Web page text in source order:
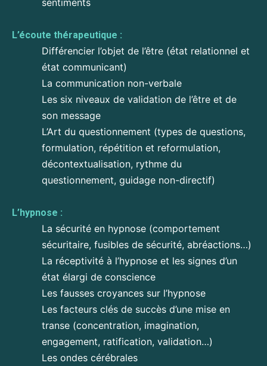
L’écoute thérapeutique :
Différencier l’objet de l’être (état relationnel et
état communicant)
La communication non-verbale
Les six niveaux de validation de l’être et de
son message
L’Art du questionnement (types de questions,
formulation, répétition et reformulation,
décontextualisation, rythme du
questionnement, guidage non-directif)
L’hypnose :
La sécurité en hypnose (comportement
sécuritaire, fusibles de sécurité, abréactions…)
La réceptivité à l’hypnose et les signes d’un
état élargi de conscience
Les fausses croyances sur l’hypnose
Les facteurs clés de succès d’une mise en
transe (concentration, imagination,
engagement, ratification, validation…)
Les ondes cérébrales